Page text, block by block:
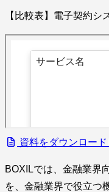
【比較表】電子契約シ
資料をダウンロー
BOXILでは、金融業界
を、金融業界で役立つ